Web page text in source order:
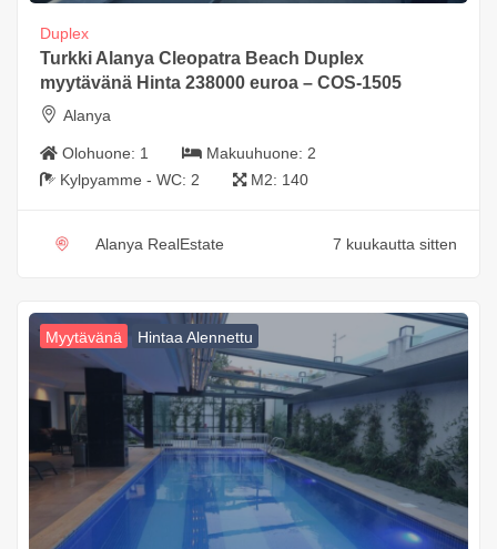
Duplex
Turkki Alanya Cleopatra Beach Duplex
myytävänä Hinta 238000 euroa – COS-1505
Alanya
Olohuone: 1 Makuuhuone: 2
Kylpyamme - WC: 2 M2: 140
Alanya RealEstate 7 kuukautta sitten
Myytävänä Hintaa Alennettu